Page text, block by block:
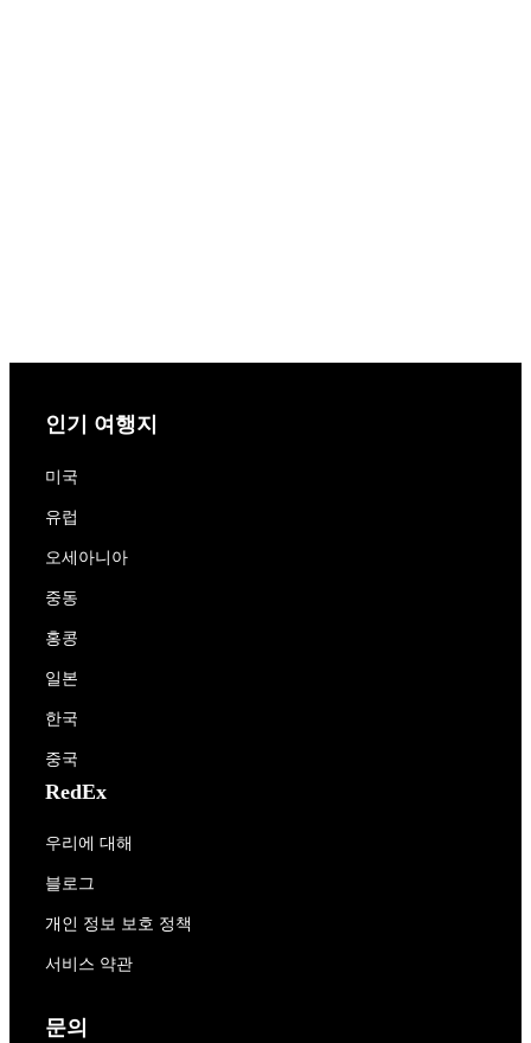
인기 여행지
미국
유럽
오세아니아
중동
홍콩
일본
한국
중국
RedEx
우리에 대해
블로그
개인 정보 보호 정책
서비스 약관
문의